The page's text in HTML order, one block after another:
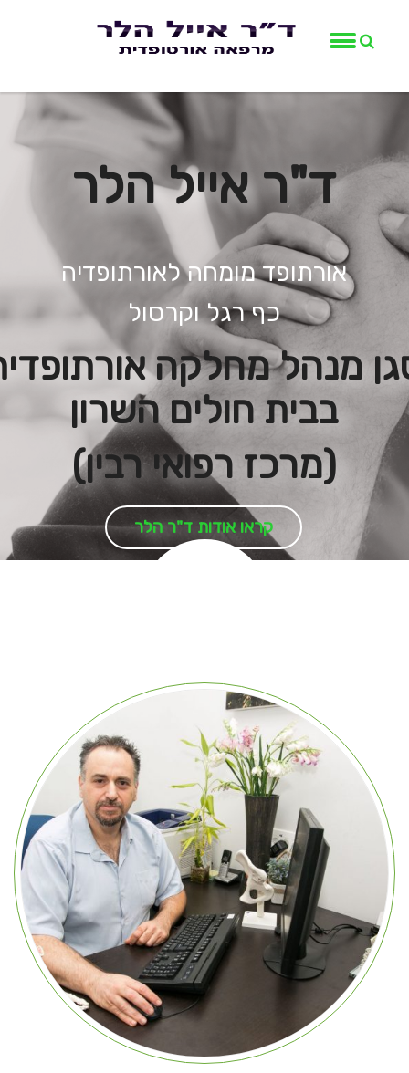
ד"ר אייל הלר
קראו אודות ד"ר הלר
אורתופד מומחה לאורתופדיה
מנהל מחלקה
כף רגל וקרסול
בבית חולים השרון
(מרכז רפואי רבין)